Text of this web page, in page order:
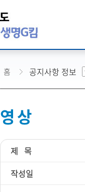
홈 공지사항 정보
영 상
제 목
작성일